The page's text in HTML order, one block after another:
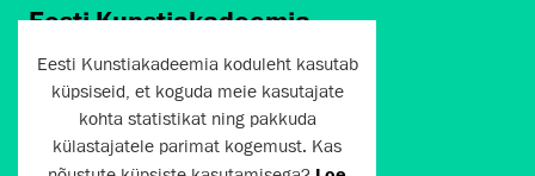
Eesti Kunstiakadeemia
Põhja puiestee 7
Tallinn 10412
artun@artun.ee
+372 6267301
Eesti Kunstiakadeemia koduleht kasutab
küpsiseid, et koguda meie kasutajate
kohta statistikat ning pakkuda
külastajatele parimat kogemust. Kas